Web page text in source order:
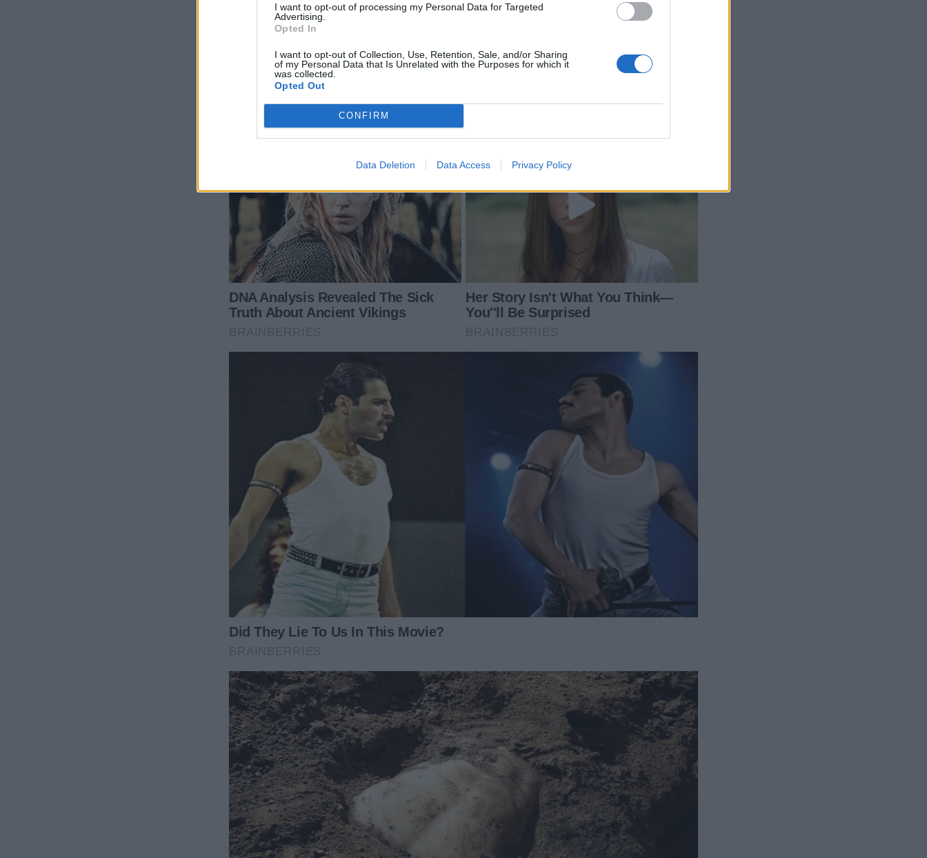
I want to opt-out of processing my Personal Data for Targeted
Advertising.
Opted In
I want to opt-out of Collection, Use, Retention, Sale, and/or Sharing
of my Personal Data that Is Unrelated with the Purposes for which it
was collected.
Opted Out
CONFIRM
Data Deletion Data Access Privacy Policy